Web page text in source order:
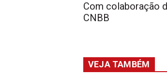
Com colaboração
CNBB
VEJA TAMBÉM